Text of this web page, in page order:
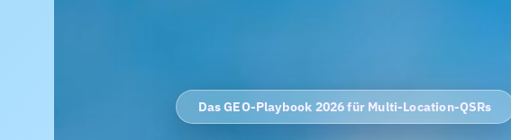
Das GEO-Playbook 2026 für Multi-Location-QSRs